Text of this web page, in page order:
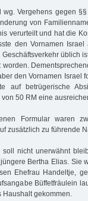
wg. Vergehens gegen
von
verurteilt und hat die
den Vornamen
üblich
den Vornamen Israel
auf betrügerische
50 RM eine
Formular waren
zusätzlich zu führende
nicht unerwähnt
Bertha Elias. Sie
Ehefrau Handeltje,
Büffetfräulein
gekommen.